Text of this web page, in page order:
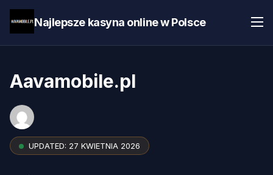
Najlepsze kasyna online w Polsce
Aavamobile.pl
UPDATED: 27 KWIETNIA 2026